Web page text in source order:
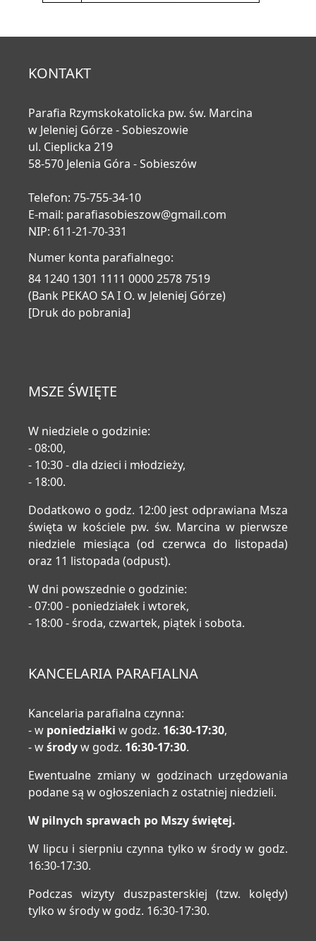
KONTAKT
Parafia Rzymskokatolicka pw. św. Marcina
w Jeleniej Górze - Sobieszowie
ul. Cieplicka 219
58-570 Jelenia Góra - Sobieszów
Telefon: 75-755-34-10
E-mail: parafiasobieszow@gmail.com
NIP: 611-21-70-331
Numer konta parafialnego:
84 1240 1301 1111 0000 2578 7519
(Bank PEKAO SA I O. w Jeleniej Górze)
[Druk do pobrania]
MSZE ŚWIĘTE
W niedziele o godzinie:
- 08:00,
- 10:30 - dla dzieci i młodzieży,
- 18:00.
Dodatkowo o godz. 12:00 jest odprawiana Msza
święta w kościele pw. św. Marcina w pierwsze
niedziele miesiąca (od czerwca do listopada)
oraz 11 listopada (odpust).
W dni powszednie o godzinie:
- 07:00 - poniedziałek i wtorek,
- 18:00 - środa, czwartek, piątek i sobota.
KANCELARIA PARAFIALNA
Kancelaria parafialna czynna:
- w poniedziałki w godz. 16:30-17:30,
- wśrodyw godz. 16:30-17:30.
Ewentualne zmiany w godzinach urzędowania
podane są w ogłoszeniach z ostatniej niedzieli.
W pilnych sprawach po Mszy świętej.
W lipcu i sierpniu czynna tylko w środy w godz.
16:30-17:30.
Podczas wizyty duszpasterskiej (tzw. kolędy)
tylko w środy w godz. 16:30-17:30.